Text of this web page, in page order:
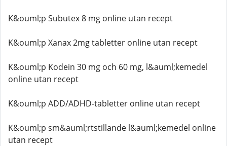
K&ouml;p Subutex 8 mg online utan recept
K&ouml;p Xanax 2mg tabletter online utan recept
K&ouml;p Kodein 30 mg och 60 mg, l&auml;kemedel
online utan recept
K&ouml;p ADD/ADHD-tabletter online utan recept
K&ouml;p sm&auml;rtstillande l&auml;kemedel online
utan recept